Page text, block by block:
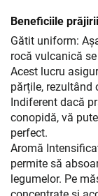
Beneficiile
Gătit uniform:
rocă vulcanică
Acest lucru
părțile, rezultând
Indiferent dacă
conopidă, vă
perfect.
Aromă
permite să
legumelor. Pe